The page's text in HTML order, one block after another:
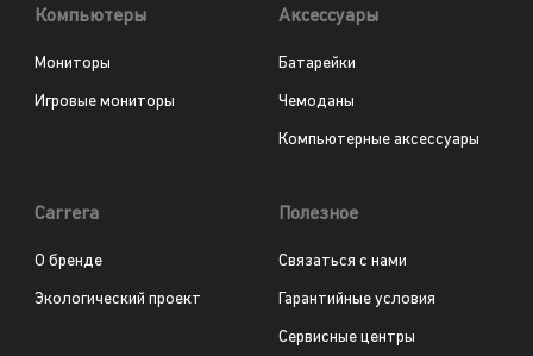
Компьютеры
Мониторы
Игровые мониторы
Аксессуары
Батарейки
Чемоданы
Компьютерные аксессуары
Carrera
О бренде
Экологический проект
Полезное
Связаться с нами
Гарантийные условия
Сервисные центры